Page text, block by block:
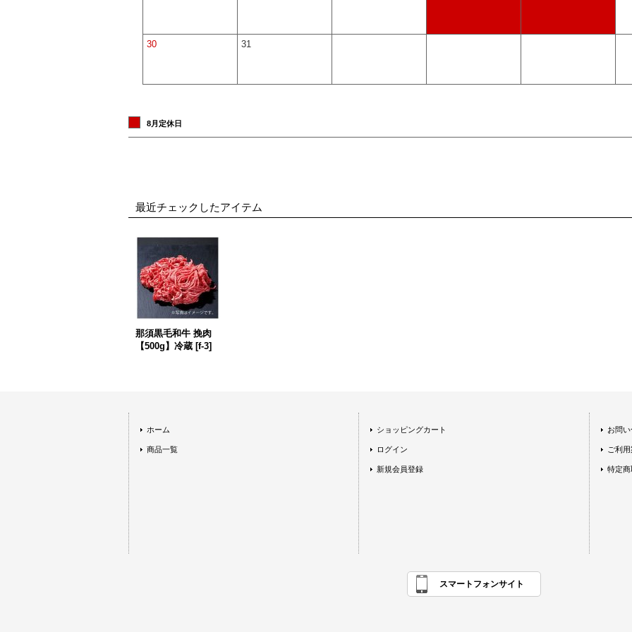
30 31
8月定休日
最近チェックしたアイテム
那須黒毛和牛 挽肉
【500g】冷蔵 [f-3]
ホーム
商品一覧
ショッピングカート
ログイン
新規会員登録
お問
ご利
特定
スマートフォンサイト